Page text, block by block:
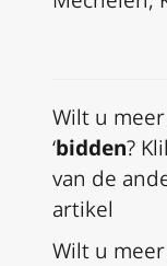
Wilt u
‘bidden?
van de
artikel
Wilt u